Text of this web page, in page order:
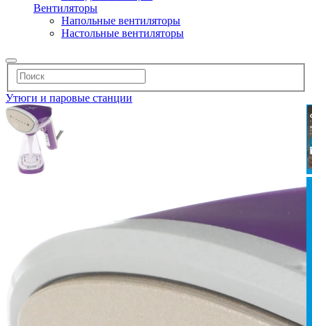
Вентиляторы
Напольные вентиляторы
Настольные вентиляторы
Утюги и паровые станции